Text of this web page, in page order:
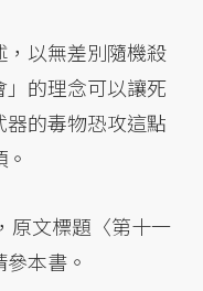
以無差別隨機殺
」的理念可以讓死
的毒物恐攻這點
原文標題〈第十一
本書。